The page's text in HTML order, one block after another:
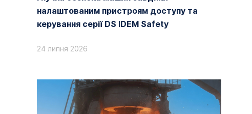
налаштованим пристроям доступу та
керування серії DS IDEM Safety
24 липня 2026